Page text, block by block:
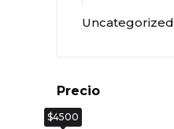
Uncategorized
Precio
$4500